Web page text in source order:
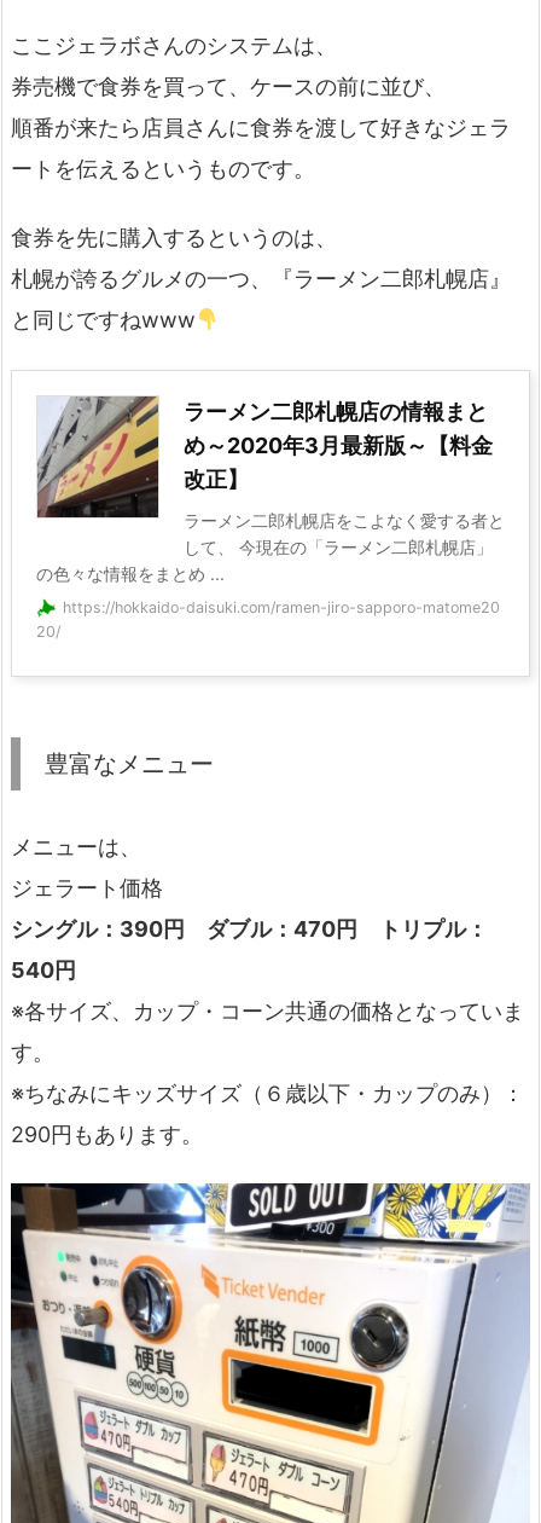
ここジェラボさんのシステムは、
券売機で食券を買って、ケースの前に並び、
順番が来たら店員さんに食券を渡して好きなジェラ
ートを伝えるというものです。
食券を先に購入するというのは、
札幌が誇るグルメの一つ、『ラーメン二郎札幌店』
と同じですねwww
ラーメン二郎札幌店の情報まと
め～2020年3月最新版～【料金
改正】
ラーメン二郎札幌店をこよなく愛する者と
して、 今現在の「ラーメン二郎札幌店」
の色々な情報をまとめ ...
https://hokkaido-daisuki.com/ramen-jiro-sapporo-matome20
20/
豊富なメニュー
メニューは、
ジェラート価格
シングル：390円 ダブル：470円 トリプル：
540円
※各サイズ、カップ・コーン共通の価格となっていま
す。
※ちなみにキッズサイズ（６歳以下・カップのみ）：
290円もあります。